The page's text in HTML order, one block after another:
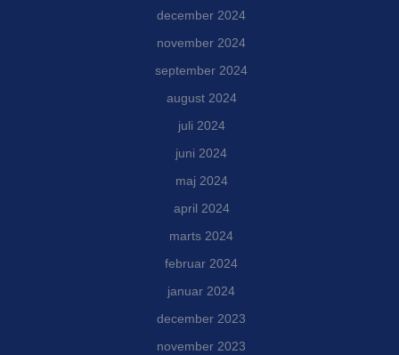
december 2024
november 2024
september 2024
august 2024
juli 2024
juni 2024
maj 2024
april 2024
marts 2024
februar 2024
januar 2024
december 2023
november 2023